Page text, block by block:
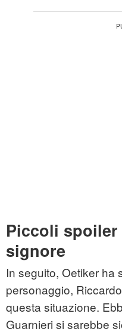
Piccoli
signore
In seguito, Oetiker ha
personaggio,
questa situazione.
Guarnieri si sarebbe